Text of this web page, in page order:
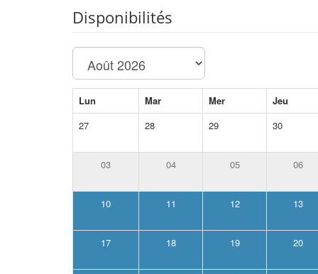
Disponibilités
Lun Mar Mer
Jeu
27
28 29 30
03 04 05 06
10 11 12 13
17 18 19 20